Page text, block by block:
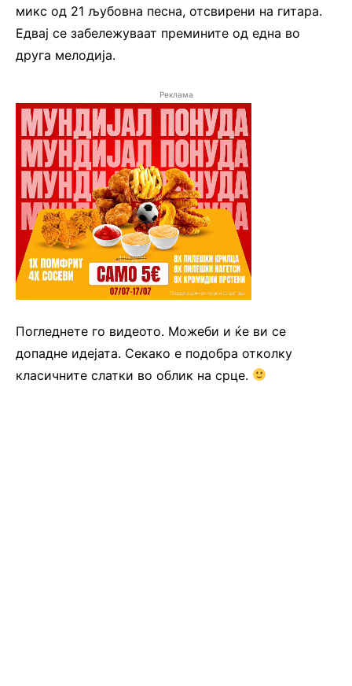
микс од 21 љубовна песна, отсвирени на гитара.
Едвај се забележуваат премините од една во
друга мелодија.
Реклама
Погледнете го видеото. Можеби и ќе ви се
допадне идејата. Секако е подобра отколку
класичните слатки во облик на срце.